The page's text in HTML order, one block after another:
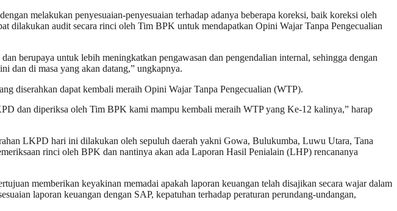
melakukan penyesuaian-penyesuaian terhadap adanya beberapa koreksi, baik koreksi oleh
dilakukan audit secara rinci oleh Tim BPK untuk mendapatkan Opini Wajar Tanpa Pengecualian
berupaya untuk lebih meningkatkan pengawasan dan pengendalian internal, sehingga dengan
dan di masa yang akan datang,” ungkapnya.
diserahkan dapat kembali meraih Opini Wajar Tanpa Pengecualian (WTP).
dan diperiksa oleh Tim BPK kami mampu kembali meraih WTP yang Ke-12 kalinya,” harap
LKPD hari ini dilakukan oleh sepuluh daerah yakni Gowa, Bulukumba, Luwu Utara, Tana
rinci oleh BPK dan nantinya akan ada Laporan Hasil Penialain (LHP) rencananya
memberikan keyakinan memadai apakah laporan keuangan telah disajikan secara wajar dalam
laporan keuangan dengan SAP, kepatuhan terhadap peraturan perundang-undangan,